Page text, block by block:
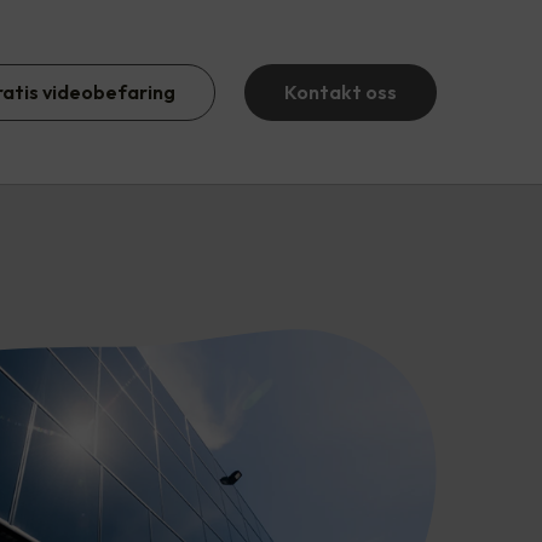
videobefaring Kontakt oss